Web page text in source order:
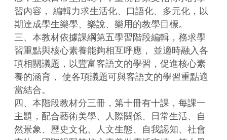
習內容， 編輯力求生活化、口語化、多元化，以
期達成學生樂學、樂說、樂用的教學目標。
三、本教材依據課綱第五學習階段編輯，務求學
習重點與核心素養能夠相互呼應， 並適時融入各
項相關議題，以豐富客語文的學習，促進核心素
養的涵育， 使各項議題可與客語文的學習重點適
當結合。
四、本階段教材分三冊，第十冊有十課，每課一
主題，配合藝術美學、人際關係、日常生活、自
然景象、歷史文化、人文生態、自我認知、社會